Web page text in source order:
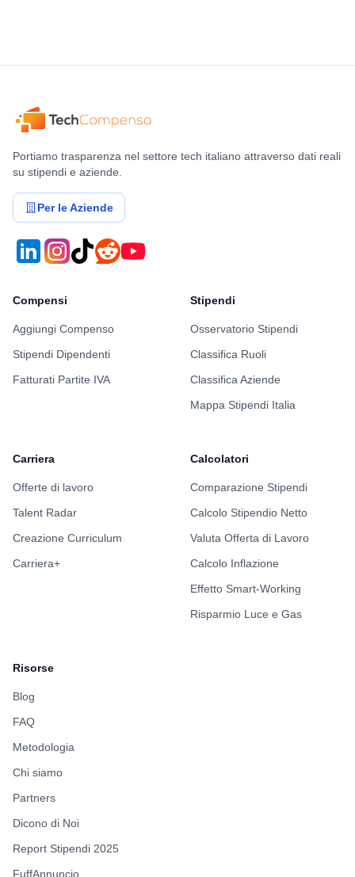
Portiamo trasparenza nel settore tech italiano attraverso dati reali
su stipendi e aziende.
Per le Aziende
Compensi
Aggiungi Compenso
Stipendi Dipendenti
Fatturati Partite IVA
Stipendi
Osservatorio Stipendi
Classifica Ruoli
Classifica Aziende
Mappa Stipendi Italia
Carriera
Offerte di lavoro
Talent Radar
Creazione Curriculum
Carriera+
Calcolatori
Comparazione Stipendi
Calcolo Stipendio Netto
Valuta Offerta di Lavoro
Calcolo Inflazione
Effetto Smart-Working
Risparmio Luce e Gas
Risorse
Blog
FAQ
Metodologia
Chi siamo
Partners
Dicono di Noi
Report Stipendi 2025
FuffAnnuncio